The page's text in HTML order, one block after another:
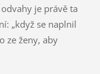
je právě ta
„když se naplnil
ze ženy, aby